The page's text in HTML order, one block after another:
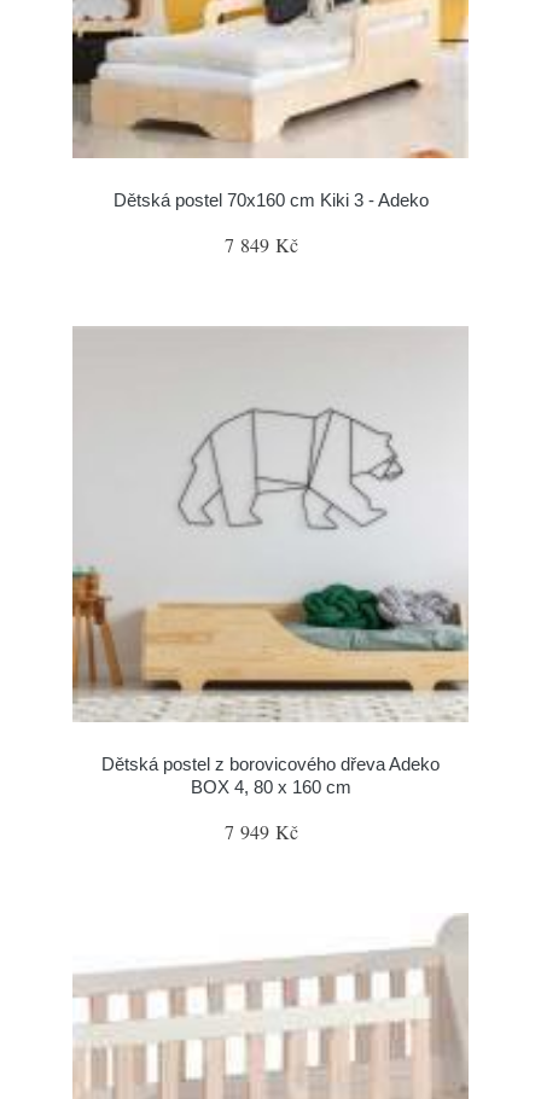
Dětská postel 70x160 cm Kiki 3 - Adeko
7 849 Kč
Dětská postel z borovicového dřeva Adeko
BOX 4, 80 x 160 cm
7 949 Kč